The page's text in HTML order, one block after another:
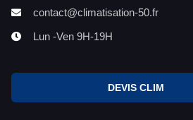
contact@climatisation-50.fr
Lun -Ven 9H-19H
DEVIS CLIM